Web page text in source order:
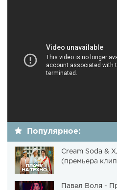
Популярное:
Cream Soda &
(премьера
Павел Воля -